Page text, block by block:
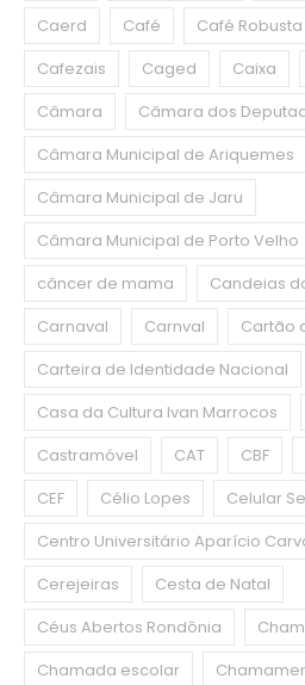
Caerd
Café
Café
Cafezais
Caged Caixa
Câmara
Câmara dos
Câmara Municipal de Ariquemes
Câmara Municipal de Jaru
Câmara Municipal de Porto Velho
câncer de mama
Candeias
Carnaval
Carnval
Cartão
Carteira de Identidade Nacional
Casa da Cultura Ivan Marrocos
Castramóvel
CAT CBF
CEF
Célio Lopes Celular
Centro Universitário Aparício
Cerejeiras
Cesta de Natal
Céus Abertos Rondônia
Chamada escolar